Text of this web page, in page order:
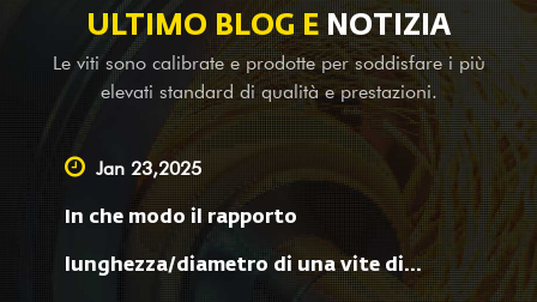
linea con gli standard internazionali. Anche il cilindro a vite in
lega a base di nichel GⅡ 113 (ultimo acciaio 3#) è uno dei
nostri primi prodotti; è applicabile per la saldatura di bimetalli
in lega (PTA). Oltre a fornire apparecchiature di bilancia per
aziende produttrici di macchinari completi all'estero, siamo
anche un fornitore leader che offre servizi OEM, assistenza per
rilievi e mappature, nonché servizi di progettazione per aziende
grandi e piccole in patria. Non importa che tu sia il nostro
partner esistente o potenziale cliente, con prodotti e servizi,
ULTIMO BLOG E NOTIZIA
Le viti sono calibrate e prodotte per soddisfare i più
elevati standard di qualità e prestazioni.
Jan 23,2025
In che modo il rapporto
lunghezza/diametro di una vite di